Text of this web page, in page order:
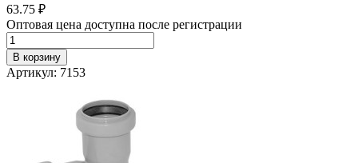
63.75 ₽
Оптовая цена доступна после регистрации
В корзину
Артикул: 7153